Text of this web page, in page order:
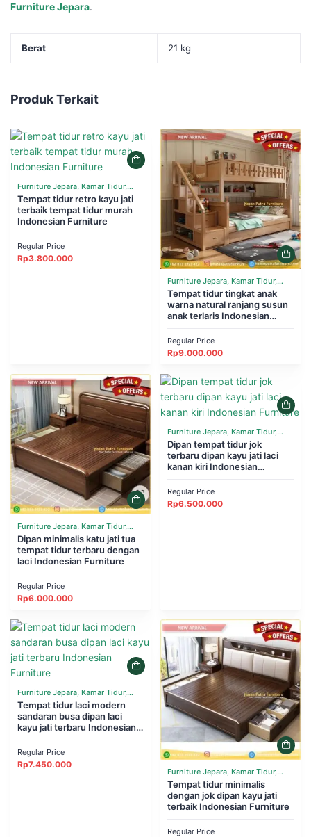
Furniture Jepara.
Berat 21 kg
Produk Terkait
Furniture Jepara, Kamar Tidur,
Tempat Tidur
Tempat tidur retro kayu jati
terbaik tempat tidur murah
Indonesian Furniture
Regular Price
Rp3.800.000
Furniture Jepara, Kamar Tidur,
Tempat Tidur
Tempat tidur tingkat anak
warna natural ranjang susun
anak terlaris Indonesian
Regular Price
Rp9.000.000
Furniture Jepara, Kamar Tidur,
Tempat Tidur
Dipan minimalis katu jati tua
tempat tidur terbaru dengan
laci Indonesian Furniture
Regular Price
Rp6.000.000
Furniture Jepara, Kamar Tidur,
Tempat Tidur
Dipan tempat tidur jok
terbaru dipan kayu jati laci
kanan kiri Indonesian
Regular Price
Rp6.500.000
Furniture Jepara, Kamar Tidur,
Tempat Tidur
Tempat tidur laci modern
sandaran busa dipan laci
kayu jati terbaru Indonesian
Regular Price
Rp7.450.000
Furniture Jepara, Kamar Tidur,
Tempat Tidur
Tempat tidur minimalis
dengan jok dipan kayu jati
terbaik Indonesian Furniture
Regular Price